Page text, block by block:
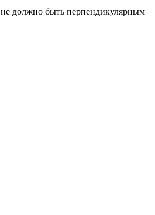
должно быть перпендикулярным